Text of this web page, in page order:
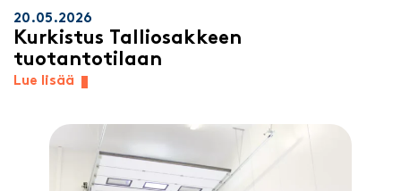
20.05.2026
Kurkistus Talliosakkeen
tuotantotilaan
Lue lisää